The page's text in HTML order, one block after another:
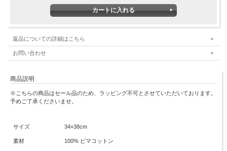
返品についての詳細はこちら
お問い合わせ
商品説明
※こちらの商品はセール品のため、ラッピング不可とさせていただいております。
予めご了承くださいませ。
サイズ 34×38cm
素材 100% ピマコットン